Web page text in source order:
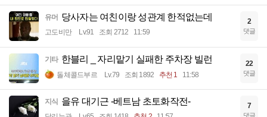
유머 당사자는 여친이랑 성관계 한적없는데
고도비만 Lv.91 조회 2712 11:59
2
댓글
기타 한블리 _ 자리맡기 실패한 주차장 빌런
돌체콜드부르 Lv.79 조회 1892 추천 1 11:58
22
댓글
지식 을유 대기근 -베트남 초토화작전- 7
댓글